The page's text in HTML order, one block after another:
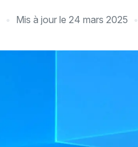
Mis à jour le 24 mars 2025